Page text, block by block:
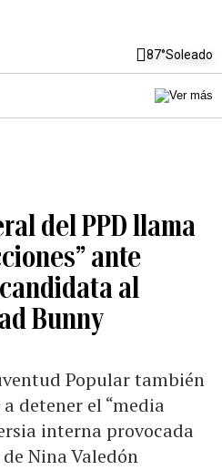
87°Soleado
del PPD llama
ante
al
Bunny
Popular también
detener el “media
interna provocada
Nina Valedón